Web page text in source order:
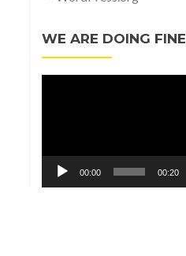
WE ARE DOING FINE
ー
ヤ
00:00 00:20